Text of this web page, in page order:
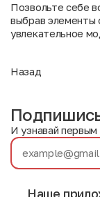
Позвольте себе
выбрав
увлекательное
Назад
И узнавай первым
Наше